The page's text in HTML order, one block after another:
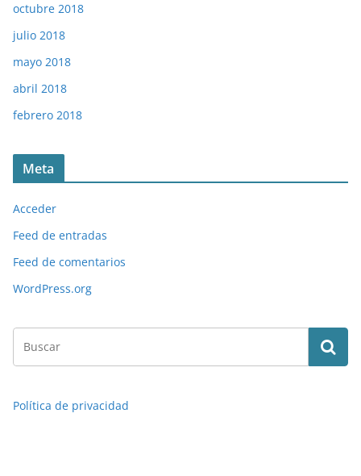
octubre 2018
julio 2018
mayo 2018
abril 2018
febrero 2018
Meta
Acceder
Feed de entradas
Feed de comentarios
WordPress.org
Política de privacidad